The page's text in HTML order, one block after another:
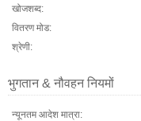
खोजशब्द:
वितरण मोड:
श्रेणी:
भुगतान & नौवहन नियमों
न्यूनतम आदेश मात्रा: